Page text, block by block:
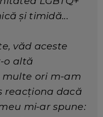
și timidă...
văd aceste
o altă
multe ori m-am
reacționa dacă
mi-ar spune: